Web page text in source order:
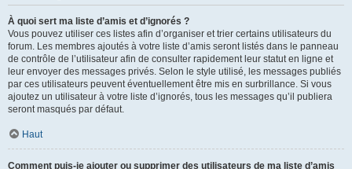
À quoi sert ma liste d’amis et d’ignorés ?
Vous pouvez utiliser ces listes afin d’organiser et trier certains utilisateurs du
forum. Les membres ajoutés à votre liste d’amis seront listés dans le panneau
de contrôle de l’utilisateur afin de consulter rapidement leur statut en ligne et
leur envoyer des messages privés. Selon le style utilisé, les messages publiés
par ces utilisateurs peuvent éventuellement être mis en surbrillance. Si vous
ajoutez un utilisateur à votre liste d’ignorés, tous les messages qu’il publiera
seront masqués par défaut.
Haut
Comment puis-je ajouter ou supprimer des utilisateurs de ma liste d’amis